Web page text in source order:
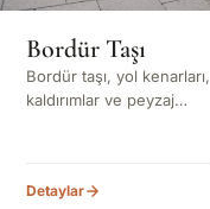
Bordür Taşı
Bordür taşı, yol kenarları,
kaldırımlar ve peyzaj
yapı elemanıdır.
Detaylar